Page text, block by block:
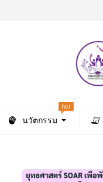
นวัตกรรม
hot